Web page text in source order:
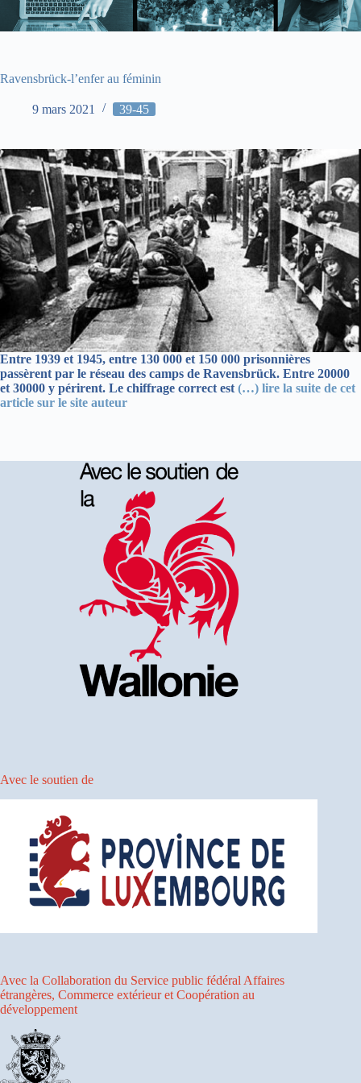
Ravensbrück-l’enfer au féminin
9 mars 2021 39-45
Entre 1939 et 1945, entre 130 000 et 150 000 prisonnières
passèrent par le réseau des camps de Ravensbrück. Entre 20000
et 30000 y périrent. Le chiffrage correct est (…) lire la suite de cet
article sur le site auteur
Avec le soutien de
Avec la Collaboration du Service public fédéral Affaires
étrangères, Commerce extérieur et Coopération au
développement